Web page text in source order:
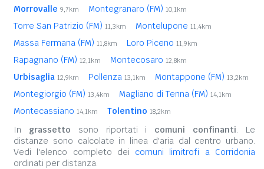
Morrovalle 9,7km Montegranaro (FM) 10,1km
Torre San Patrizio (FM) 11,3km Montelupone 11,4km
Massa Fermana (FM) 11,8km Loro Piceno 11,9km
Rapagnano (FM) 12,1km Montecosaro 12,8km
Urbisaglia 12,9km Pollenza 13,1km Montappone (FM) 13,2km
Montegiorgio (FM) 13,4km Magliano di Tenna (FM) 14,1km
Montecassiano 14,1km Tolentino 18,2km
In grassetto sono riportati i comuni confinanti. Le
distanze sono calcolate in linea d'aria dal centro urbano.
Vedi l'elenco completo dei comuni limitrofi a Corridonia
ordinati per distanza.